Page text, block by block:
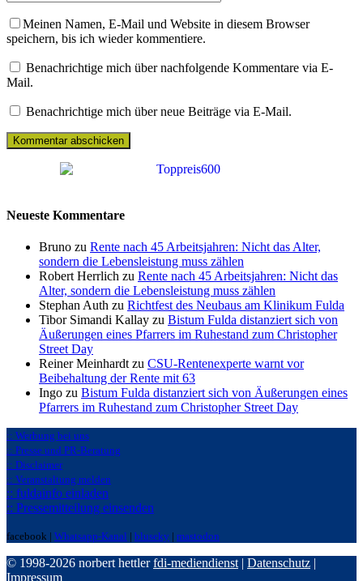
Meinen Namen, E-Mail und Website in diesem Browser
speichern, bis ich wieder kommentiere.
Benachrichtige mich über nachfolgende Kommentare via E-
Mail.
Benachrichtige mich über neue Beiträge via E-Mail.
Neueste Kommentare
Bruno zu Rente nach 45 Arbeitsjahren: Nicht das Alter,
sondern die Lebensleistung muss zählen
Robert Herrlich zu Rente nach 45 Arbeitsjahren: Nicht das
Alter, sondern die Lebensleistung muss zählen
Stephan Auth zu Richtfest des Neubaus am Klinikum Fulda
Tibor Simandi Kallay zu Bistum Fulda distanziert sich von
Äußerungen eines Pfarrers im Ruhestand zum Christopher
Street Day
Reiner Meinhardt zu CSU-Rentenexperte warnt vor
Beibehaltung der Rente mit 63
Ingo zu Bistum Fulda distanziert sich von Äußerungen eines
Pfarrers im Ruhestand zum Christopher Street Day
:: Werbung bei uns
:: Presse und PR-Beratung
:: Disclaimer
:: Veranstaltung melden
:: fuldainfo einladen
:: Pressemitteilung einsenden
facebook | Whatsapp-Kanal | bluseky | mastodon
© 1998-2026 norbert hettlerfdi-mediendienst | Datenschutz |
Impressum